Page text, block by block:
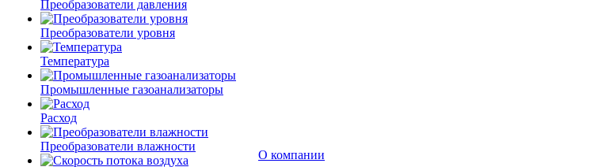
Преобразователи давления
Преобразователи уровня
Температура
Промышленные газоанализаторы
Расход
Преобразователи влажности
О компании